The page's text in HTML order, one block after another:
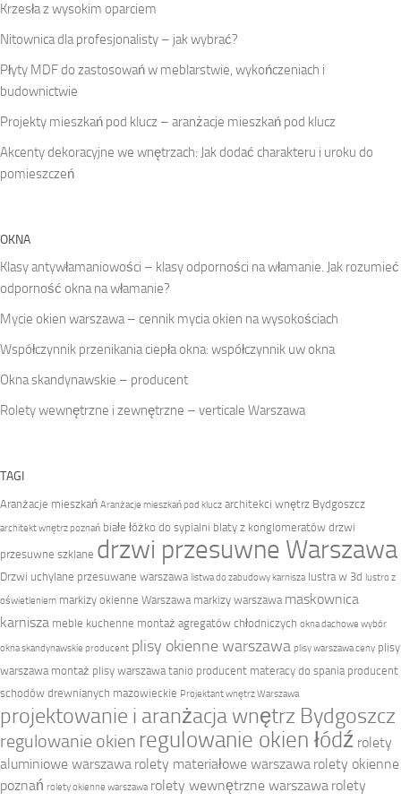
Krzesła z wysokim oparciem
Nitownica dla profesjonalisty – jak wybrać?
Płyty MDF do zastosowań w meblarstwie, wykończeniach i
budownictwie
Projekty mieszkań pod klucz – aranżacje mieszkań pod klucz
Akcenty dekoracyjne we wnętrzach: Jak dodać charakteru i uroku do
pomieszczeń
OKNA
Klasy antywłamaniowości – klasy odporności na włamanie. Jak rozumieć
odporność okna na włamanie?
Mycie okien warszawa – cennik mycia okien na wysokościach
Współczynnik przenikania ciepła okna: współczynnik uw okna
Okna skandynawskie – producent
Rolety wewnętrzne i zewnętrzne – verticale Warszawa
TAGI
Aranżacje mieszkań Aranżacje mieszkań pod klucz architekci wnętrz Bydgoszcz
architekt wnętrz poznań białe łóżko do sypialni blaty z konglomeratów drzwi
przesuwne szklane drzwi przesuwne Warszawa
Drzwi uchylane przesuwane warszawa listwa do zabudowy karnisza lustra w 3d lustro z
oświetleniem markizy okienne Warszawa markizy warszawa maskownica
karnisza meble kuchenne montaż agregatów chłodniczych okna dachowe wybór
okna skandynawskie producent plisy okienne warszawa plisy warszawa ceny plisy
warszawa montaż plisy warszawa tanio producent materacy do spania producent
schodów drewnianych mazowieckie Projektant wnętrz Warszawa
projektowanie i aranżacja wnętrz Bydgoszcz
regulowanie okien regulowanie okien łódź rolety
aluminiowe warszawa rolety materiałowe warszawa rolety okienne
poznań rolety okienne warszawa rolety wewnętrzne warszawa rolety